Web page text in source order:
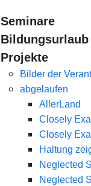
Seminare
Bildungsurlaub
Projekte
Bilder der
abgelaufen
AllerLand
Closely
Closely
Haltung
Neglected
Neglected